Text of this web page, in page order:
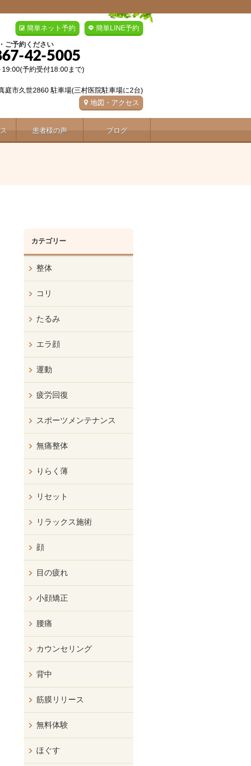
簡単LINE予約
簡単ネット予約
ご予約ください
42-5005
予約受付18:00まで)
庭市久世2860 駐車場(三村医院駐車場に2台)
地図・アクセス
患者様の声 ブログ
カテゴリー
整体
コリ
たるみ
エラ顔
運動
疲労回復
スポーツメンテナンス
無痛整体
りらく薄
リセット
リラックス施術
顔
目の疲れ
小顔矯正
腰痛
カウンセリング
背中
筋膜リリース
無料体験
ほぐす